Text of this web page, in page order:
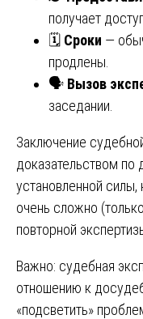
получает
🗓️ Сроки —
продлены.
🗣️ Вызов
заседании.
Заключение
доказательством по
установленной силы,
очень сложно
повторной
Важно: судебная
отношению к
«подсветить»